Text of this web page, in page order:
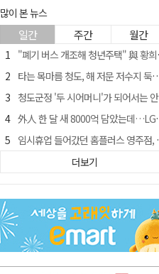
많이 본 뉴스
일간 주간 월간
"폐기 버스 개조해 청년주택" 與 황희…'딸 학비는 年 4200만원'
타는 목마름 청도, 해 저문 저수지 둑에 군수가 서 있었다
청도군정 '두 시어머니'가 되어서는 안된다
外人 한 달 새 8000억 담았는데…LG이노텍 목표주가는 왜 엇갈릴까
임시휴업 들어갔던 홈플러스 영주점, 7일 영업 재개…지하 1층만 운영
신세계사이먼, 대구 아울렛 토지매매 계약 체결… 사업 본궤도
이의준 전 경북도 새마을봉사과장, 제28대 울릉군 부군수 취임
"상법개정해도 주주가 '봉'"…하이닉스 솔리다임 상장설에 술렁[개미와글와글]
전북 경찰 간부 '女교사 몰카' 아들 폰 부수고…"처벌 못하는 사안" 내부망에 글
더보기